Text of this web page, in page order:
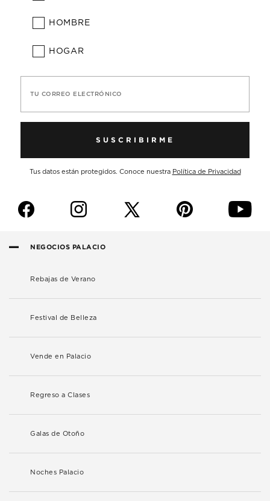
HOMBRE
HOGAR
TU CORREO ELECTRÓNICO
SUSCRIBIRME
Tus datos están protegidos. Conoce nuestra Política de Privacidad
f i p y
NEGOCIOS PALACIO
Rebajas de Verano
Festival de Belleza
Vende en Palacio
Regreso a Clases
Galas de Otoño
Noches Palacio